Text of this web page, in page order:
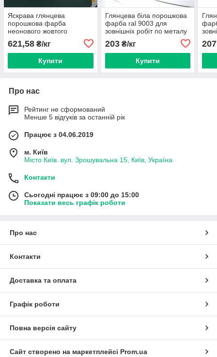
Яскрава глянцева
порошкова фарба
неонового жовтого
621,58 ₴/кг
Купити
Глянцева біла порошкова
фарба ral 9003 для
зовнішніх робіт по металу
метал.
203₴/кг
Купити
207
Про нас
Рейтинг не сформований
Менше 5 відгуків за останній рік
Працює з 04.06.2019
м. Київ
Місто Київ. вул. Зрошувальна 15, Київ, Україна
Контакти
Сьогодні працює з 09:00 до 15:00
Показати весь графік роботи
Про нас
Контакти
Доставка та оплата
Графік роботи
Повна версія сайту
Сайт створено на маркетплейсі Prom.ua